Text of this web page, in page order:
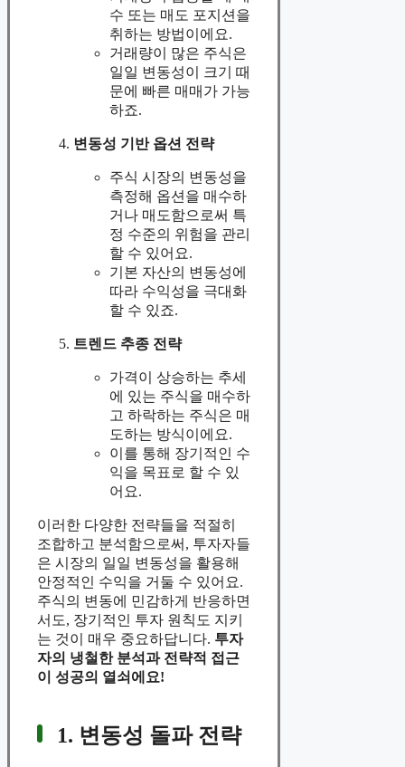
수 또는 매도 포지션을
취하는 방법이에요.
거래량이 많은 주식은
일일 변동성이 크기 때
문에 빠른 매매가 가능
하죠.
변동성 기반 옵션 전략
주식 시장의 변동성을
측정해 옵션을 매수하
거나 매도함으로써 특
정 수준의 위험을 관리
할 수 있어요.
기본 자산의 변동성에
따라 수익성을 극대화
할 수 있죠.
트렌드 추종 전략
가격이 상승하는 추세
에 있는 주식을 매수하
고 하락하는 주식은 매
도하는 방식이에요.
이를 통해 장기적인 수
익을 목표로 할 수 있
어요.
이러한 다양한 전략들을 적절히
조합하고 분석함으로써, 투자자들
은 시장의 일일 변동성을 활용해
안정적인 수익을 거둘 수 있어요.
주식의 변동에 민감하게 반응하면
서도, 장기적인 투자 원칙도 지키
는 것이 매우 중요하답니다. 투자
자의 냉철한 분석과 전략적 접근
이 성공의 열쇠에요!
1. 변동성 돌파 전략